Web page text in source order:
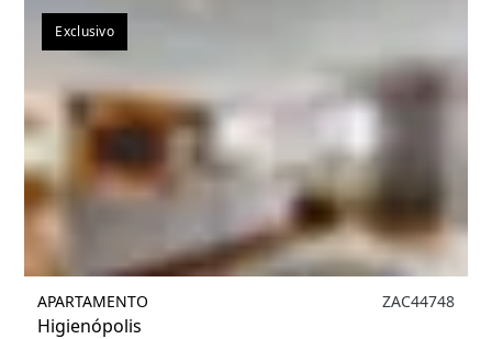
Exclusivo
APARTAMENTO
Higienópolis
ZAC44748